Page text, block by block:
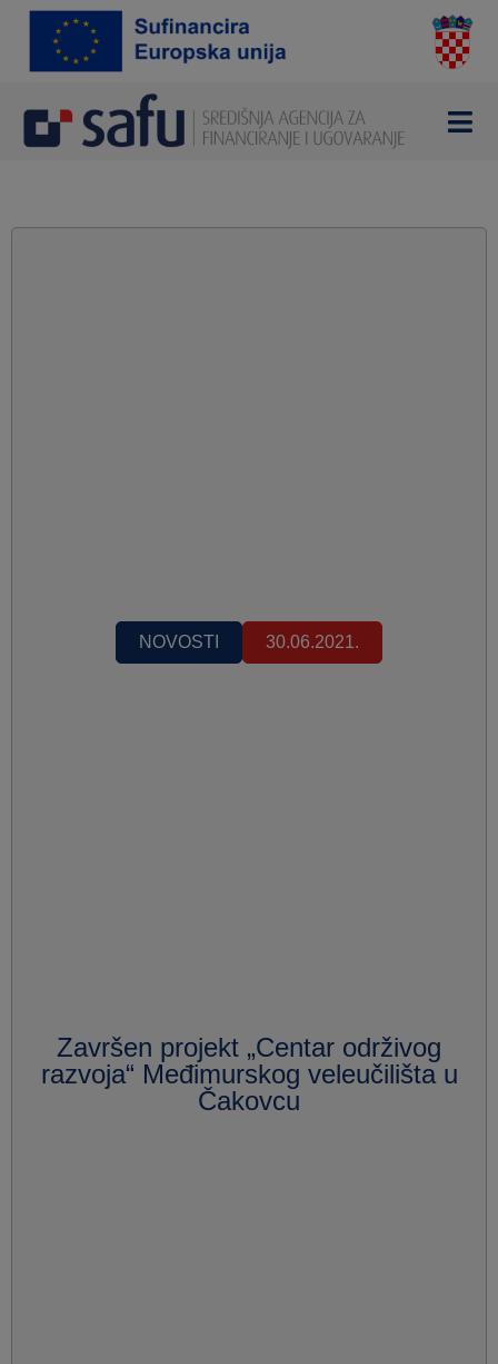
NOVOSTI 30.06.2021.
Završen projekt „Centar održivog
razvoja“ Međimurskog veleučilišta u
Čakovcu